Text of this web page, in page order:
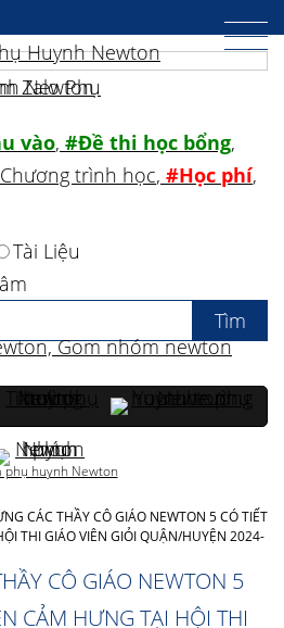
CÁC THẦY CÔ GIÁO NEWTON 5 CÓ TIẾT
THI GIÁO VIÊN GIỎI QUẬN/HUYỆN 2024-
CÔ GIÁO NEWTON 5
CẢM HƯNG TẠI HỘI THI
vào, #Đề thi học bổng,
trình học, #Học phí,
Tài Liệu
phụ huynh Newton